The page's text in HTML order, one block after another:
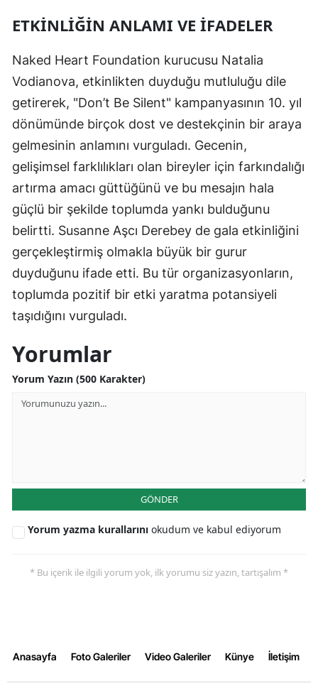
ETKINLIĞIN ANLAMI VE İFADELER
Naked Heart Foundation kurucusu Natalia
Vodianova, etkinlikten duyduğu mutluluğu dile
getirerek, "Don’t Be Silent" kampanyasının 10. yıl
dönümünde birçok dost ve destekçinin bir araya
gelmesinin anlamını vurguladı. Gecenin,
gelişimsel farklılıkları olan bireyler için farkındalığı
artırma amacı güttüğünü ve bu mesajın hala
güçlü bir şekilde toplumda yankı bulduğunu
belirtti. Susanne Aşcı Derebey de gala etkinliğini
gerçekleştirmiş olmakla büyük bir gurur
duyduğunu ifade etti. Bu tür organizasyonların,
toplumda pozitif bir etki yaratma potansiyeli
taşıdığını vurguladı.
Yorumlar
Yorum Yazın (500 Karakter)
GÖNDER
Yorum yazma kurallarını okudum ve kabul ediyorum
* Bu içerik ile ilgili yorum yok, ilk yorumu siz yazın, tartışalım *
Anasayfa Foto Galeriler Video Galeriler Künye İletişim